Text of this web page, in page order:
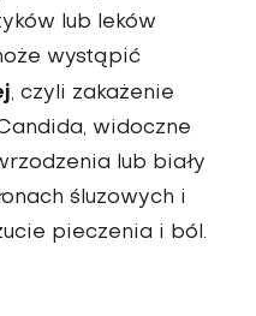
lub leków
wystąpić
, czyli zakażenie
widoczne
lub biały
śluzowych i
pieczenia i ból.